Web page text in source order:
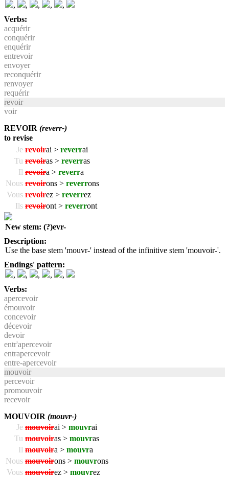
,
, , ,
,
Verbs:
acquérir
conquérir
enquérir
entrevoir
envoyer
reconquérir
renvoyer
requérir
revoir
voir
REVOIR (reverr-)
to revise
Je revoirai > reverrai
Tu revoiras > reverras
Il revoira > reverra
Nous revoirons > reverrons
Vous revoirez > reverrez
Ils revoiront > reverront
New stem: (?)evr-
Description:
Use the base stem 'mouvr-' instead of the infinitive stem 'mouvoir-'.
Endings' pattern:
,
, , ,
,
Verbs:
apercevoir
émouvoir
concevoir
décevoir
devoir
entr'apercevoir
entrapercevoir
entre-apercevoir
mouvoir
percevoir
promouvoir
recevoir
MOUVOIR (mouvr-)
Je mouvoirai > mouvrai
Tu mouvoiras > mouvras
Il mouvoira > mouvra
Nous mouvoirons > mouvrons
Vous mouvoirez > mouvrez